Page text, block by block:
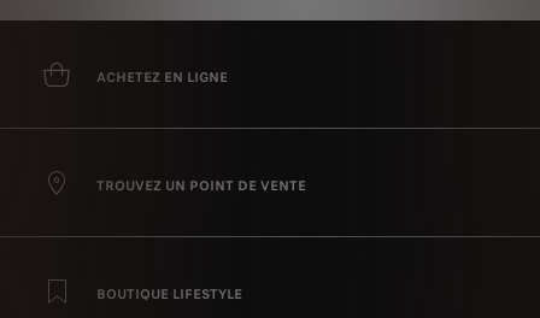
ACHETEZ EN LIGNE
TROUVEZ UN POINT DE VENTE
BOUTIQUE LIFESTYLE